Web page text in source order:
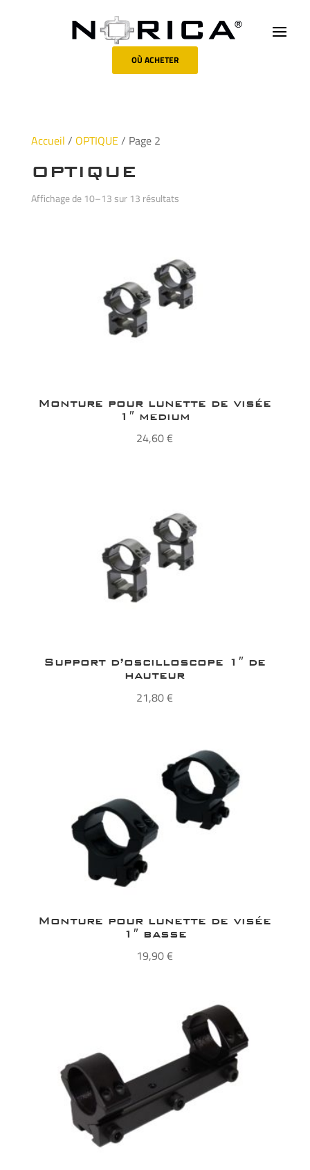
OÙ ACHETER
Accueil / OPTIQUE/ Page 2
OPTIQUE
Affichage de 10–13 sur 13 résultats
Monture pour lunette de visée
1″ medium
24,60€
Support d’oscilloscope 1″ de
hauteur
21,80€
Monture pour lunette de visée
1″ basse
19,90€